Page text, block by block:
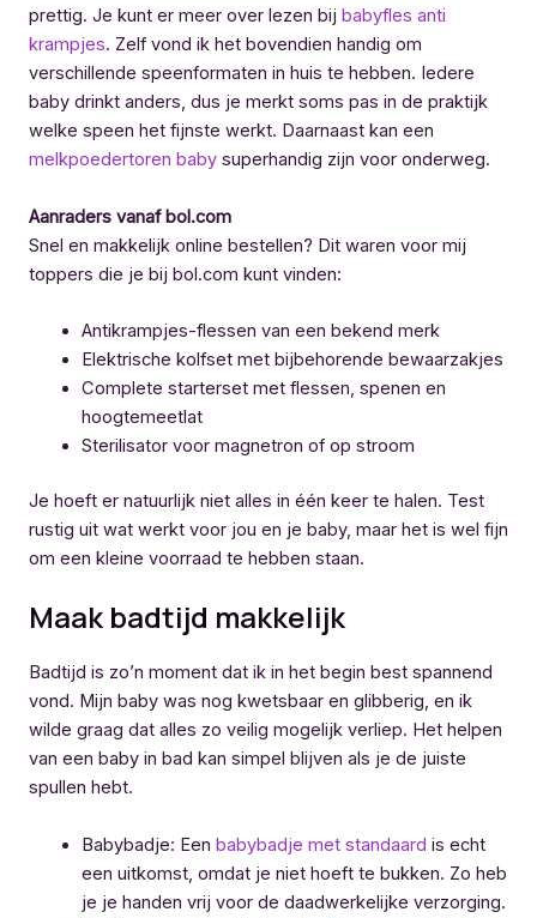
prettig. Je kunt er meer over lezen bij babyfles anti
krampjes. Zelf vond ik het bovendien handig om
verschillende speenformaten in huis te hebben. Iedere
baby drinkt anders, dus je merkt soms pas in de praktijk
welke speen het fijnste werkt. Daarnaast kan een
melkpoedertoren baby superhandig zijn voor onderweg.
Aanraders vanaf bol.com
Snel en makkelijk online bestellen? Dit waren voor mij
toppers die je bij bol.com kunt vinden:
Antikrampjes-flessen van een bekend merk
Elektrische kolfset met bijbehorende bewaarzakjes
Complete starterset met flessen, spenen en
hoogtemeetlat
Sterilisator voor magnetron of op stroom
Je hoeft er natuurlijk niet alles in één keer te halen. Test
rustig uit wat werkt voor jou en je baby, maar het is wel fijn
om een kleine voorraad te hebben staan.
Maak badtijd makkelijk
Badtijd is zo’n moment dat ik in het begin best spannend
vond. Mijn baby was nog kwetsbaar en glibberig, en ik
wilde graag dat alles zo veilig mogelijk verliep. Het helpen
van een baby in bad kan simpel blijven als je de juiste
spullen hebt.
Babybadje: Een babybadje met standaard is echt
een uitkomst, omdat je niet hoeft te bukken. Zo heb
je je handen vrij voor de daadwerkelijke verzorging.